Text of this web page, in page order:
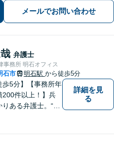
した事例、示談金が5倍以上に増額し
事例など多数【神戸駅3分】
メールでお問い合わせ
弁護士
事務所 明石オフィス
石市 明石駅 から徒歩5分
歩5分】【事務所年
200件以上！】兵
ある弁護士。“プ
詳細を見
る